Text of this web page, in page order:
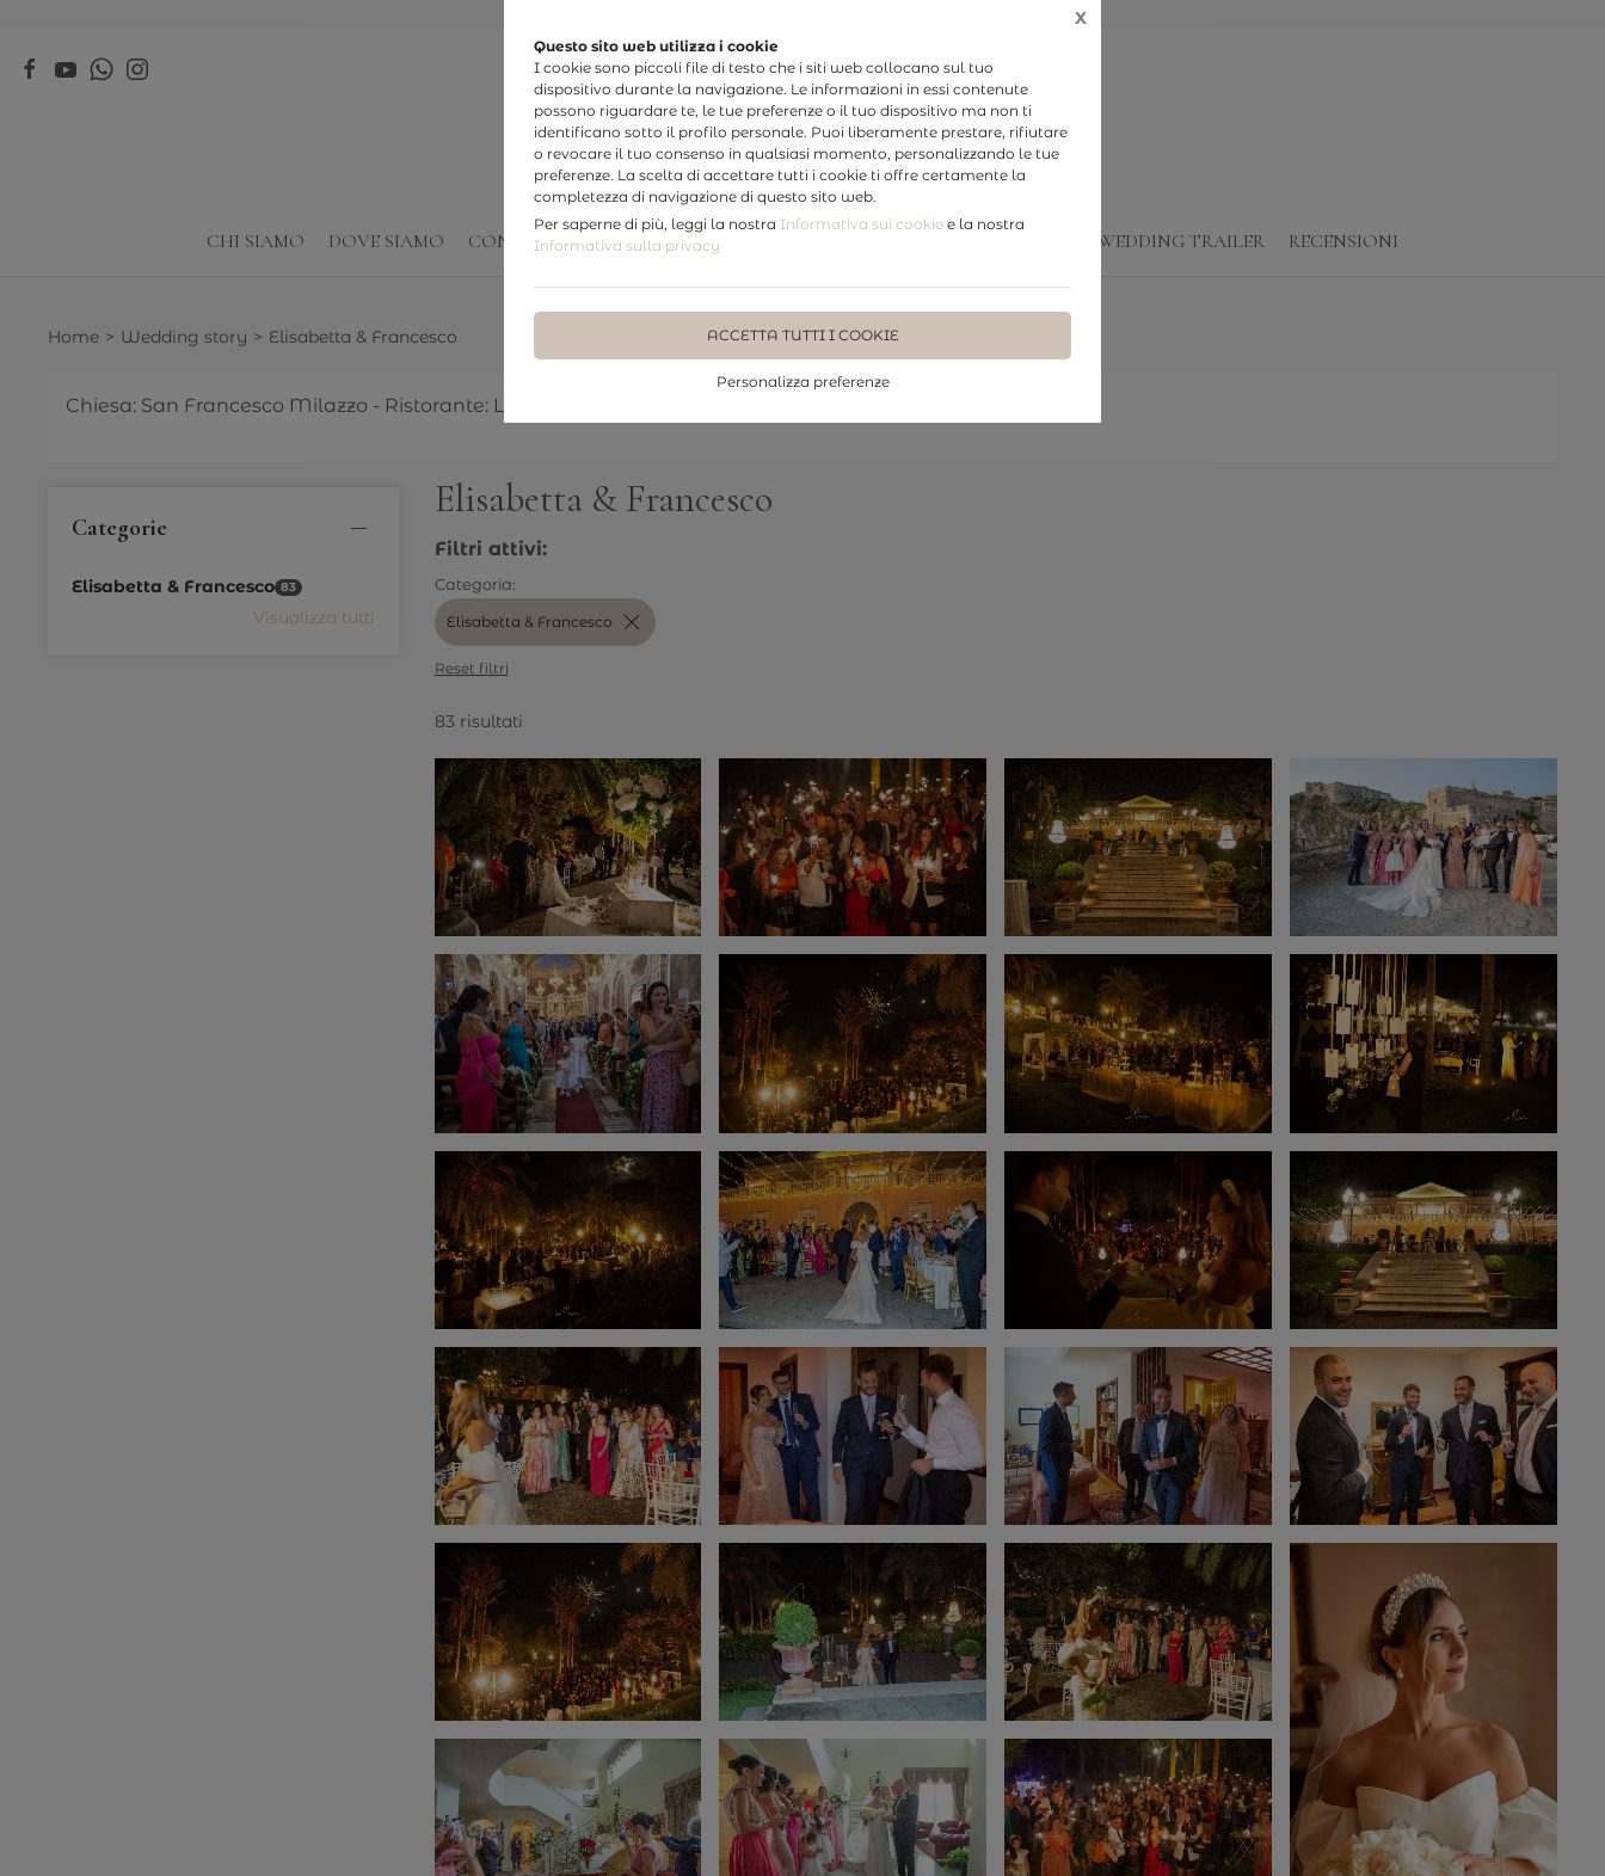
Questo sito web utilizza i cookie
I cookie sono piccoli file di testo che i siti web collocano sul tuo
dispositivo durante la navigazione. Le informazioni in essi contenute
possono riguardare te, le tue preferenze o il tuo dispositivo ma non ti
identificano sotto il profilo personale. Puoi liberamente prestare, rifiutare
o revocare il tuo consenso in qualsiasi momento, personalizzando le tue
preferenze. La scelta di accettare tutti i cookie ti offre certamente la
completezza di navigazione di questo sito web.
Per saperne di più, leggi la nostra Informativa sui cookie e la nostra
Informativa sulla privacy
ACCETTA TUTTI I COOKIE
Personalizza preferenze
X
CHI SIAMO DOVE SIAMO CONTATTI PHOTO WEDDING WEDDING TRAILER RECENSIONI
Home Wedding story Elisabetta & Francesco
Chiesa: San Francesco Milazzo - Ristorante: La limonaia Acireale
Categorie
Elisabetta & Francesco 83
Visualizza tutti
Elisabetta & Francesco
Filtri attivi:
Categoria:
Elisabetta & Francesco
Reset filtri
83 risultati